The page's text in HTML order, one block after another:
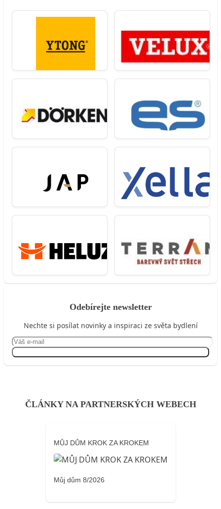
Odebírejte newsletter
Nechte si posílat novinky a inspiraci ze světa bydlení
ČLÁNKY NA PARTNERSKÝCH WEBECH
MŮJ DŮM KROK ZA KROKEM
Můj dům 8/2026